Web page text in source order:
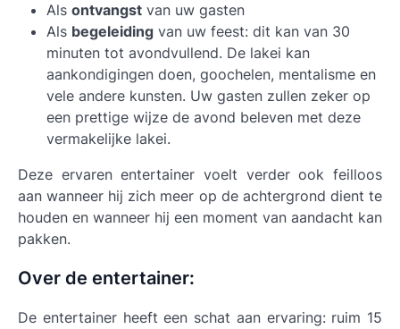
Als ontvangst van uw gasten
Als begeleiding van uw feest: dit kan van 30
minuten tot avondvullend. De lakei kan
aankondigingen doen, goochelen, mentalisme en
vele andere kunsten. Uw gasten zullen zeker op
een prettige wijze de avond beleven met deze
vermakelijke lakei.
Deze ervaren entertainer voelt verder ook feilloos
aan wanneer hij zich meer op de achtergrond dient te
houden en wanneer hij een moment van aandacht kan
pakken.
Over de entertainer:
De entertainer heeft een schat aan ervaring: ruim 15